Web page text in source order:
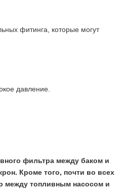
фитинга, которые могут
давление.
фильтра между баком и
Кроме того, почти во всех
между топливным насосом и